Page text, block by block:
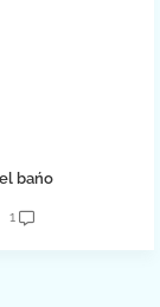
bańo
1